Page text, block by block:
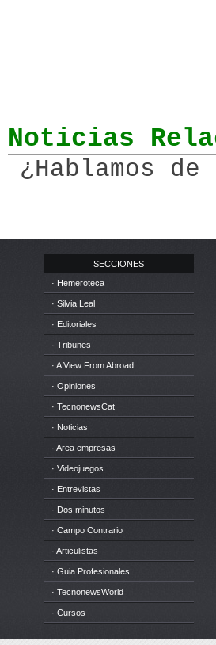
Noticias
¿Hablamos
SECCIONES
· Hemeroteca
· Silvia Leal
· Editoriales
· Tribunes
· A View From Abroad
· Opiniones
· TecnonewsCat
· Noticias
· Area empresas
· Videojuegos
· Entrevistas
· Dos minutos
· Campo Contrario
· Articulistas
· Guia Profesionales
· TecnonewsWorld
· Cursos